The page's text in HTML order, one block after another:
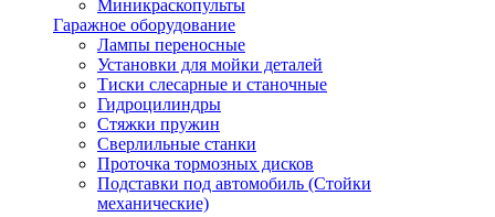
Миникраскопульты
Гаражное оборудование
Лампы переносные
Установки для мойки деталей
Тиски слесарные и станочные
Гидроцилиндры
Стяжки пружин
Сверлильные станки
Проточка тормозных дисков
Подставки под автомобиль (Стойки
механические)